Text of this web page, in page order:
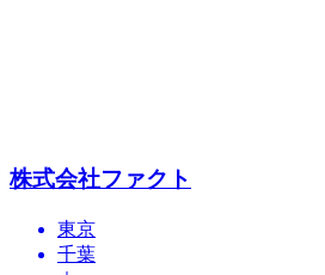
株式会社ファクト
東京
千葉